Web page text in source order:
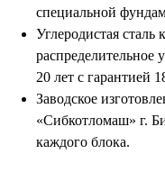
специальной
Углеродистая сталь
20 лет с гарантией
Заводское
«Сибкотломаш» г.
каждого блока.